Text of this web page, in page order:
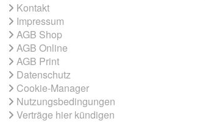
Kontakt
Impressum
AGB Shop
AGB Online
AGB Print
Datenschutz
Cookie-Manager
Nutzungsbedingungen
Verträge hier kündigen